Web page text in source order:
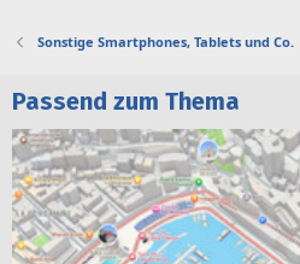
Sonstige Smartphones, Tablets und Co.
Passend zum Thema